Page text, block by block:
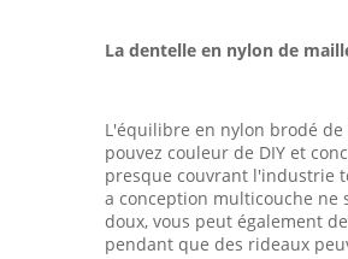
La dentelle en nylon de
L'équilibre en nylon brodé
pouvez couleur de DIY et
presque couvrant l'industrie
a conception multicouche
doux, vous peut également
pendant que des rideaux